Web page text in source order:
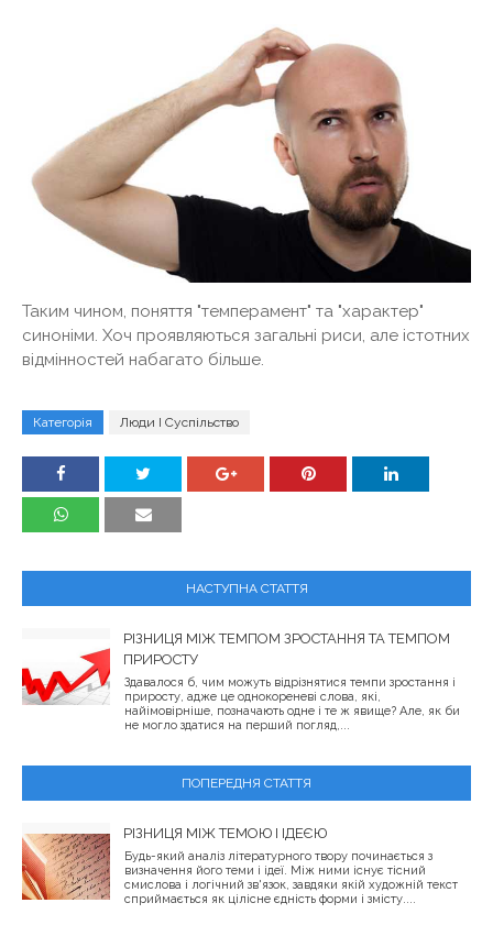
Таким чином, поняття "темперамент" та "характер"
синоніми. Хоч проявляються загальні риси, але істотних
відмінностей набагато більше.
Категорія Люди І Суспільство
НАСТУПНА СТАТТЯ
РІЗНИЦЯ МІЖ ТЕМПОМ ЗРОСТАННЯ ТА ТЕМПОМ
ПРИРОСТУ
Здавалося б, чим можуть відрізнятися темпи зростання і
приросту, адже це однокореневі слова, які,
найімовірніше, позначають одне і те ж явище? Але, як би
не могло здатися на перший погляд,...
ПОПЕРЕДНЯ СТАТТЯ
РІЗНИЦЯ МІЖ ТЕМОЮ І ІДЕЄЮ
Будь-який аналіз літературного твору починається з
визначення його теми і ідеї. Між ними існує тісний
смислова і логічний зв'язок, завдяки якій художній текст
сприймається як цілісне єдність форми і змісту....